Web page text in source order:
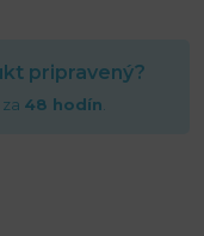
pripravený?
48 hodín.